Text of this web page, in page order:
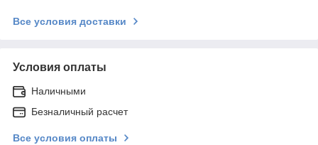
Все условия доставки
Условия оплаты
Наличными
Безналичный расчет
Все условия оплаты